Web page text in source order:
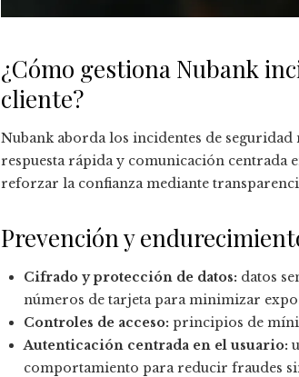
¿Cómo gestiona Nubank
cliente?
Nubank aborda los incidentes de
respuesta rápida y comunicación centrada
reforzar la confianza mediante
Prevención y
Cifrado y protección de datos: datos
números de tarjeta para minimizar
Controles de acceso: principios de
Autenticación centrada en el usuario:
comportamiento para reducir fraudes